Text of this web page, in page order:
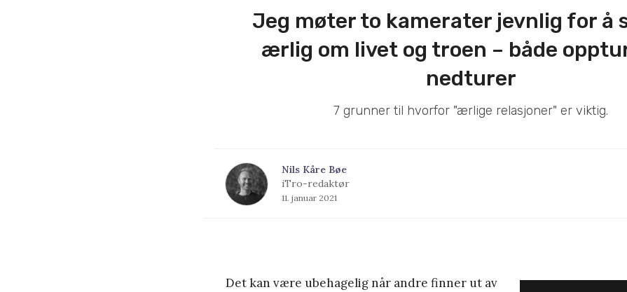
Jeg møter to kamerater jevnlig for å
ærlig om livet og troen – både
nedturer
7 grunner til hvorfor "ærlige relasjoner" er viktig.
Nils Kåre Bøe
iTro-redaktør
11. januar 2021
Det kan være ubehagelig når andre finner ut av